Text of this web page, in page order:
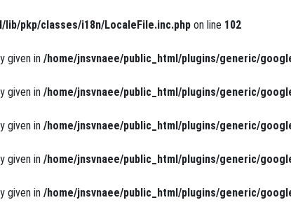
lib/pkp/classes/i18n/LocaleFile.inc.php on line 102
given in /home/jnsvnaee/public_html/plugins/generic/
given in /home/jnsvnaee/public_html/plugins/generic/
given in /home/jnsvnaee/public_html/plugins/generic/
given in /home/jnsvnaee/public_html/plugins/generic/
given in /home/jnsvnaee/public_html/plugins/generic/